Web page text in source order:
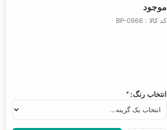
موجود
کد کالا : BP-0966
انتخاب رنگ:*